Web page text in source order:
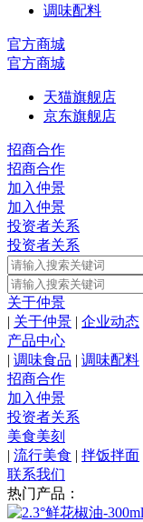
调味配料
官方商城
官方商城
天猫旗舰店
京东旗舰店
招商合作
招商合作
加入仲景
加入仲景
投资者关系
投资者关系
关于仲景
| 关于仲景 | 企业动态
产品中心
| 调味食品 | 调味配料
招商合作
加入仲景
投资者关系
美食美刻
| 流行美食 | 拌饭拌面
联系我们
热门产品：